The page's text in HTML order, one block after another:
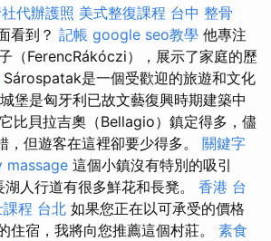
代辦護照 美式整復課程 台中 整骨
看到？ 記帳 google seo教學 他專注
（FerencRákóczi），展示了家庭的歷
Sárospatak是一個受歡迎的旅遊和文化
堡是匈牙利已故文藝復興時期建築中
比貝拉吉奧（Bellagio）鎮定得多，儘
，但遊客在這裡卻要少得多。 關鍵字
massage 這個小鎮沒有特別的吸引
湖人行道有很多鮮花和長凳。 香港 台
課程 台北 如果您正在以可承受的價格
住宿，我將向您推薦這個村莊。 素食